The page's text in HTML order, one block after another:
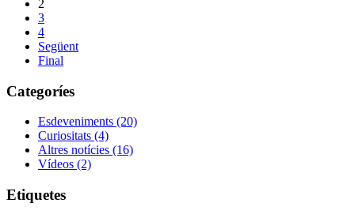
2
3
4
Següent
Final
Categoríes
Esdeveniments (20)
Curiositats (4)
Altres notícies (16)
Vídeos (2)
Etiquetes